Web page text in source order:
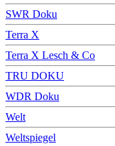
SWR Doku
Terra X
Terra X Lesch & Co
TRU DOKU
WDR Doku
Welt
Weltspiegel